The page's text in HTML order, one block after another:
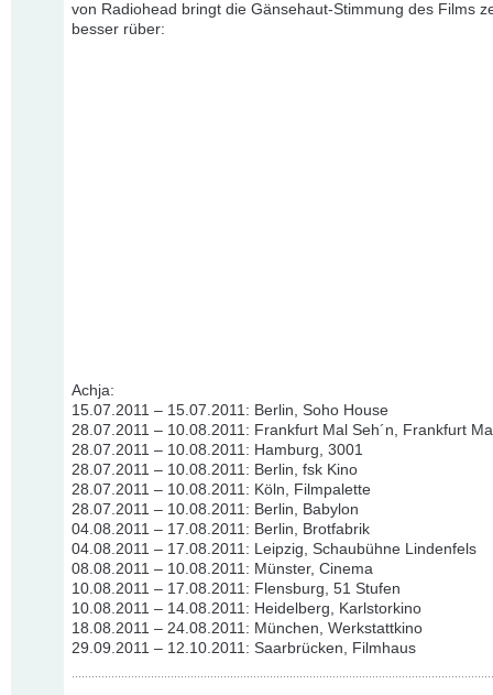
von Radiohead bringt die Gänsehaut-Stimmung des Films
besser rüber:
Achja:
15.07.2011 – 15.07.2011: Berlin, Soho House
28.07.2011 – 10.08.2011: Frankfurt Mal Seh´n, Frankfurt
28.07.2011 – 10.08.2011: Hamburg, 3001
28.07.2011 – 10.08.2011: Berlin, fsk Kino
28.07.2011 – 10.08.2011: Köln, Filmpalette
28.07.2011 – 10.08.2011: Berlin, Babylon
04.08.2011 – 17.08.2011: Berlin, Brotfabrik
04.08.2011 – 17.08.2011: Leipzig, Schaubühne Lindenfels
08.08.2011 – 10.08.2011: Münster, Cinema
10.08.2011 – 17.08.2011: Flensburg, 51 Stufen
10.08.2011 – 14.08.2011: Heidelberg, Karlstorkino
18.08.2011 – 24.08.2011: München, Werkstattkino
29.09.2011 – 12.10.2011: Saarbrücken, Filmhaus